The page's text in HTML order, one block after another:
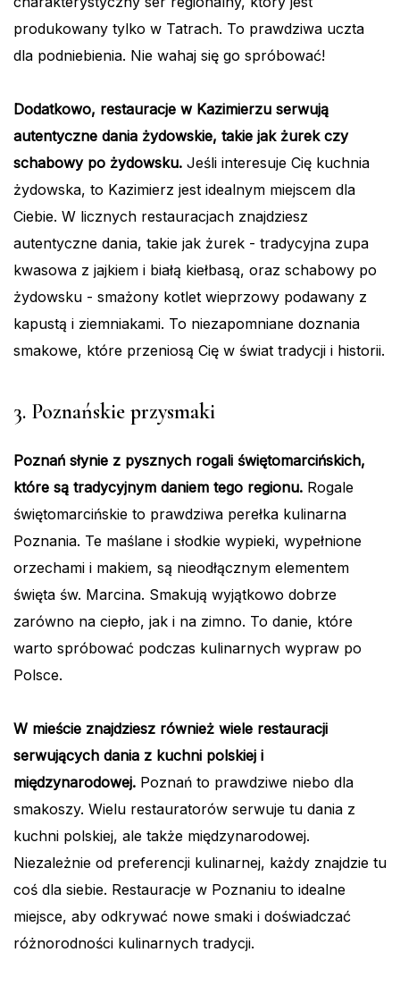
produkowany tylko w Tatrach. To prawdziwa uczta
dla podniebienia. Nie wahaj się go spróbować!
Dodatkowo, restauracje w Kazimierzu serwują
autentyczne dania żydowskie, takie jak żurek czy
schabowy po żydowsku. Jeśli interesuje Cię kuchnia
żydowska, to Kazimierz jest idealnym miejscem dla
Ciebie. W licznych restauracjach znajdziesz
autentyczne dania, takie jak żurek - tradycyjna zupa
kwasowa z jajkiem i białą kiełbasą, oraz schabowy po
żydowsku - smażony kotlet wieprzowy podawany z
kapustą i ziemniakami. To niezapomniane doznania
smakowe, które przeniosą Cię w świat tradycji i historii.
3. Poznańskie przysmaki
Poznań słynie z pysznych rogali świętomarcińskich,
które są tradycyjnym daniem tego regionu. Rogale
świętomarcińskie to prawdziwa perełka kulinarna
Poznania. Te maślane i słodkie wypieki, wypełnione
orzechami i makiem, są nieodłącznym elementem
święta św. Marcina. Smakują wyjątkowo dobrze
zarówno na ciepło, jak i na zimno. To danie, które
warto spróbować podczas kulinarnych wypraw po
Polsce.
W mieście znajdziesz również wiele restauracji
serwujących dania z kuchni polskiej i
międzynarodowej. Poznań to prawdziwe niebo dla
smakoszy. Wielu restauratorów serwuje tu dania z
kuchni polskiej, ale także międzynarodowej.
Niezależnie od preferencji kulinarnej, każdy znajdzie tu
coś dla siebie. Restauracje w Poznaniu to idealne
miejsce, aby odkrywać nowe smaki i doświadczać
różnorodności kulinarnych tradycji.